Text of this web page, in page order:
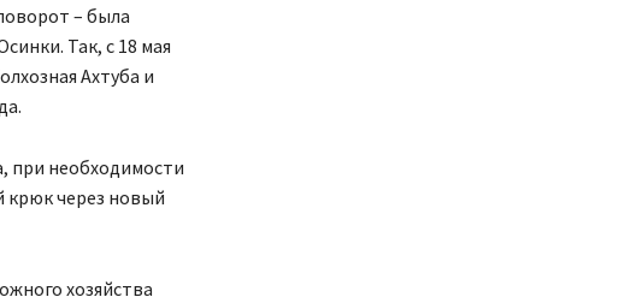
– была
Так, с 18 мая
Ахтуба и
при необходимости
крюк через новый
хозяйства